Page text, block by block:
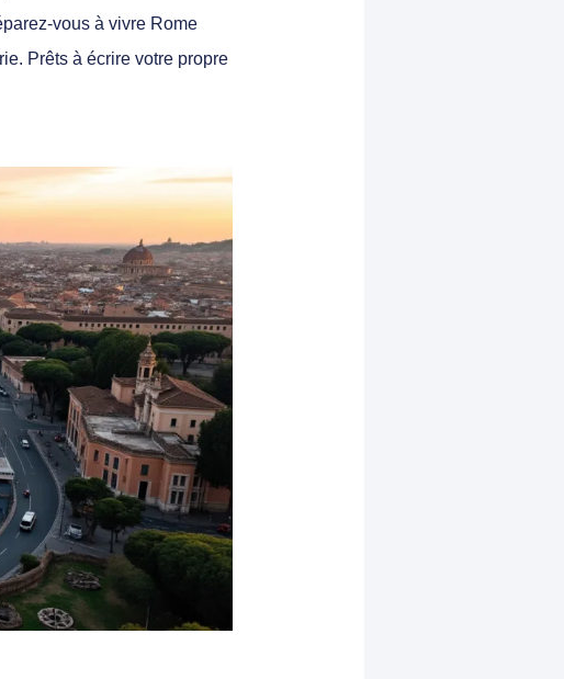
vous à vivre Rome
Prêts à écrire votre propre